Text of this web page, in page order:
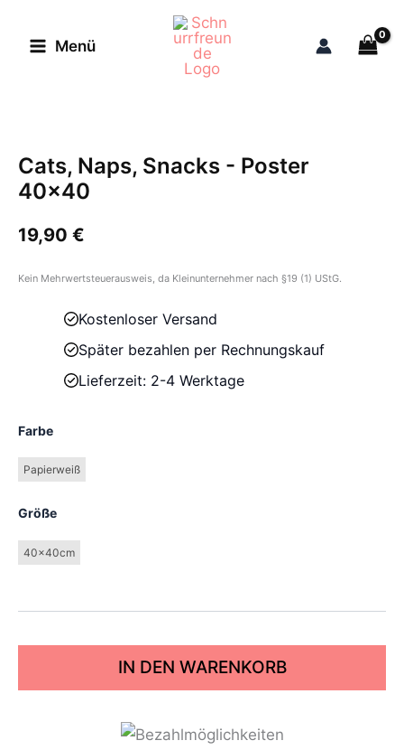
Inhalt
Menü
Cats, Naps, Snacks - Poster
40x40
19,90 €
Kein Mehrwertsteuerausweis, da Kleinunternehmer nach §19 (1) UStG.
Kostenloser Versand
Später bezahlen per Rechnungskauf
Lieferzeit: 2-4 Werktage
Farbe
Papierweiß
Größe
40x40cm
IN DEN WARENKORB